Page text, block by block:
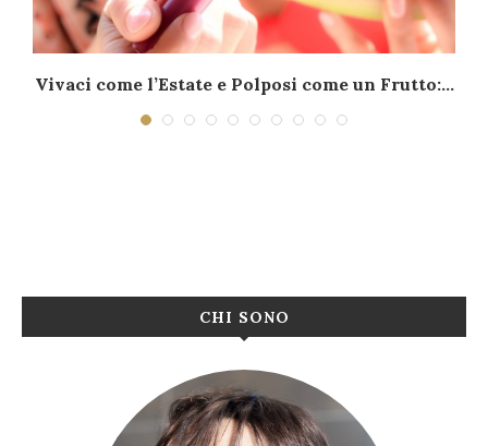
Vivaci come l’Estate e Polposi come un Frutto:...
CHI SONO